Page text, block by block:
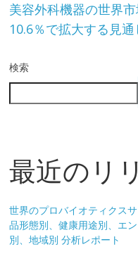
美容外科機器の世界
10.6％で拡大する見通
検索
最近のリ
世界のプロバイオティクス
品形態別、健康用途別、エ
別、地域別 分析レポート